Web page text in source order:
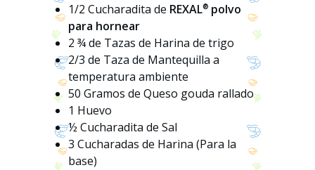
1/2 Cucharadita de REXAL® polvo
para hornear
2 ¾ de Tazas de Harina de trigo
2/3 de Taza de Mantequilla a
temperatura ambiente
50 Gramos de Queso gouda rallado
1 Huevo
½ Cucharadita de Sal
3 Cucharadas de Harina (Para la
base)